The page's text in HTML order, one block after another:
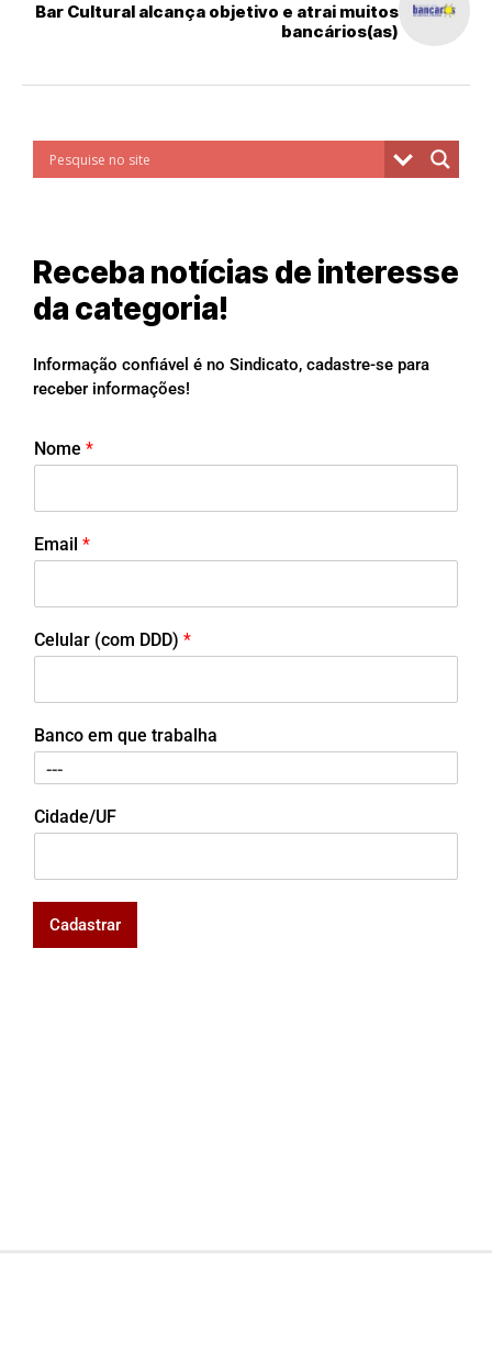
Bar Cultural alcança objetivo e atrai muitos
bancários(as)
Receba notícias de interesse
da categoria!
Informação confiável é no Sindicato, cadastre-se para
receber informações!
Nome *
Email *
Celular (com DDD) *
Banco em que trabalha
Cidade/UF
Cadastrar